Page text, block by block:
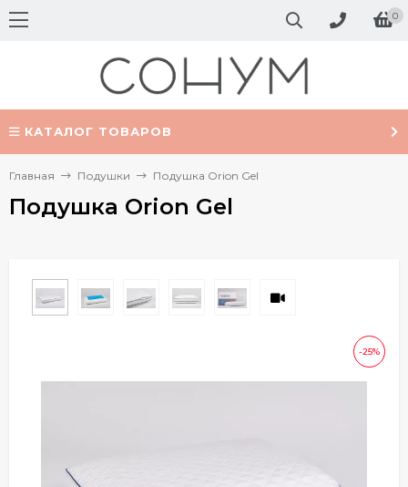
0
КАТАЛОГ ТОВАРОВ
Главная Подушки Подушка Orion Gel
Подушка Orion Gel
-25%